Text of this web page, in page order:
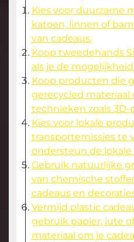
Kies voor duurzame
katoen, linnen of
van cadeaus.
Koop tweedehands
als je de
Koop producten die
gerecycled
technieken zoals 3D-
Kies voor lokale
transportemissies te
ondersteun de lokale
Gebruik natuurlijke
van chemische
cadeaus en
Vermijd plastic
gebruik papier, jute
materiaal om je